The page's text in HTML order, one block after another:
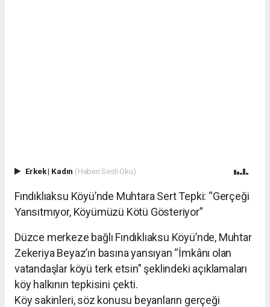
Erkek| Kadın (Haberi Sesli Oku)
Fındıklıaksu Köyü’nde Muhtara Sert Tepki: “Gerçeği
Yansıtmıyor, Köyümüzü Kötü Gösteriyor”
Düzce merkeze bağlı Fındıklıaksu Köyü’nde, Muhtar
Zekeriya Beyaz’ın basına yansıyan “İmkânı olan
vatandaşlar köyü terk etsin” şeklindeki açıklamaları
köy halkının tepkisini çekti.
Köy sakinleri, söz konusu beyanların gerçeği